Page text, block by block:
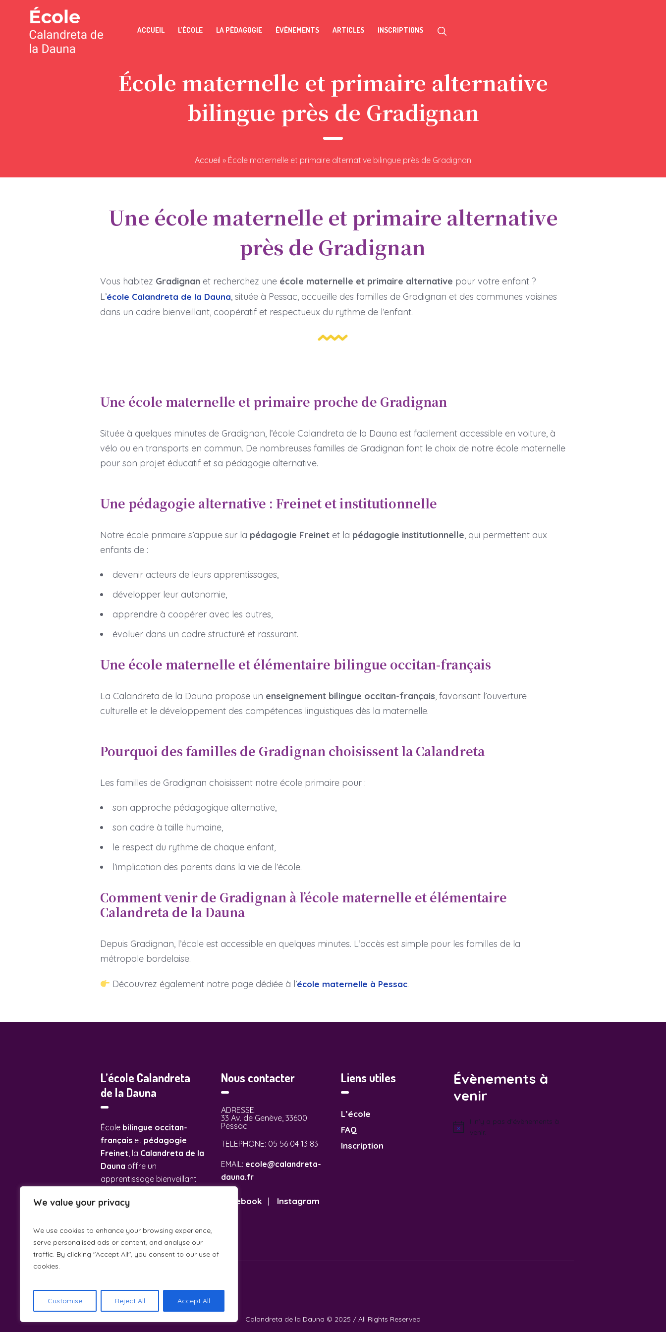
We value your privacy
We use cookies to enhance your browsing experience,
serve personalised ads or content, and analyse our
traffic. By clicking "Accept All", you consent to our use of
cookies.
Customise Reject All Accept All
ACCUEIL L’ÉCOLE LA PÉDAGOGIE ÉVÈNEMENTS ARTICLES INSCRIPTIONS
École maternelle et primaire alternative
bilingue près de Gradignan
Accueil » École maternelle et primaire alternative bilingue près de Gradignan
Une école maternelle et primaire alternative
près de Gradignan
Vous habitez Gradignanet recherchez une école maternelle et primaire alternative pour votre enfant ?
L’école Calandreta de la Dauna, située à Pessac, accueille des familles de Gradignan et des communes voisines
dans un cadre bienveillant, coopératif et respectueux du rythme de l’enfant.
Une école maternelle et primaire proche de Gradignan
Située à quelques minutes de Gradignan, l’école Calandreta de la Dauna est facilement accessible en voiture, à
vélo ou en transports en commun. De nombreuses familles de Gradignan font le choix de notre école maternelle
pour son projet éducatif et sa pédagogie alternative.
Une pédagogie alternative : Freinet et institutionnelle
Notre école primaire s’appuie sur la pédagogie Freinetet la pédagogie institutionnelle, qui permettent aux
enfants de :
devenir acteurs de leurs apprentissages,
développer leur autonomie,
apprendre à coopérer avec les autres,
évoluer dans un cadre structuré et rassurant.
Une école maternelle et élémentaire bilingue occitan-français
La Calandreta de la Dauna propose un enseignement bilingue occitan-français, favorisant l’ouverture
culturelle et le développement des compétences linguistiques dès la maternelle.
Pourquoi des familles de Gradignan choisissent la Calandreta
Les familles de Gradignan choisissent notre école primaire pour :
son approche pédagogique alternative,
son cadre à taille humaine,
le respect du rythme de chaque enfant,
l’implication des parents dans la vie de l’école.
Comment venir de Gradignan à l’école maternelle et élémentaire
Calandreta de la Dauna
Depuis Gradignan, l’école est accessible en quelques minutes. L’accès est simple pour les familles de la
métropole bordelaise.
Découvrez également notre page dédiée à l’école maternelle à Pessac.
L’école Calandreta
de la Dauna
École bilingue occitan-
françaiset pédagogie
Freinet, la Calandreta de la
Dauna offre un
apprentissage bienveillant
ambiance familiale.
Nous contacter
ADRESSE:
33 Av. de Genève, 33600
Pessac
TELEPHONE: 05 56 04 13 83
EMAIL: ecole@calandreta-
dauna.fr
Facebook| Instagram
Liens utiles
L’école
FAQ
Inscription
Évènements à
venir
Notice
Il n’y a pas d’évènements à
venir.
Calandreta de la Dauna © 2025 / All Rights Reserved